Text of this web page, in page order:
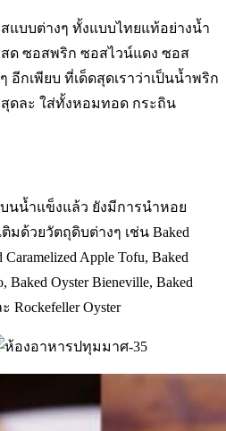
บบต่างๆ ทั้งแบบไทยแท้อย่างน้ำ
ด ซอสพริก ซอสไวน์แดง ซอส
กเพียบ ที่เด็ดสุดเราว่าเป็นน้ำพริก
สุดละ ใส่ทั้งหอมทอด กระถิน
นน้ำแข็งแล้ว ยังมีการนำหอย
มด้วยวัตถุดิบต่างๆ เช่น Baked
Apple Tofu, Baked
Baked Oyster Bieneville, Baked
Rockefeller Oyster